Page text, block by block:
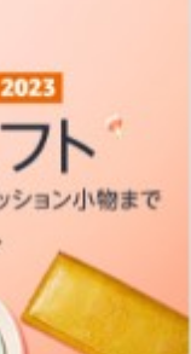
中
31日
鳥島
は、今
を西進
る見込
たコ